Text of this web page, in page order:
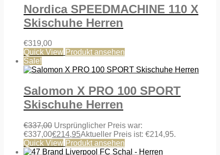
Nordica SPEEDMACHINE 110 X
Skischuhe Herren
€319,00
Quick View Produkt ansehen
Sale!
Salomon X PRO 100 SPORT
Skischuhe Herren
€337,00 Ursprünglicher Preis war:
€337,00€214,95Aktueller Preis ist: €214,95.
Quick View Produkt ansehen